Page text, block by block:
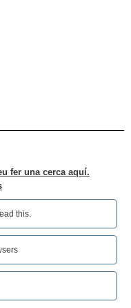
fer una cerca aquí.
this.‎